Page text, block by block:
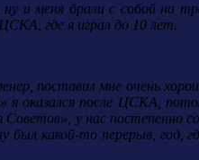
и меня брали с собой на
где я играл до 10 лет.
поставил мне очень
оказался после ЦСКА,
у нас постепенно
какой-то перерыв, год,